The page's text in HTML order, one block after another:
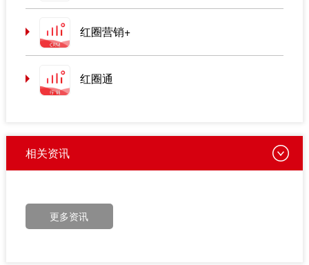
红圈营销+
红圈通
相关资讯
更多资讯